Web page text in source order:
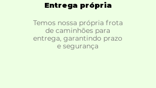
Entrega própria
Temos nossa própria frota
de caminhões para
entrega, garantindo prazo
e segurança